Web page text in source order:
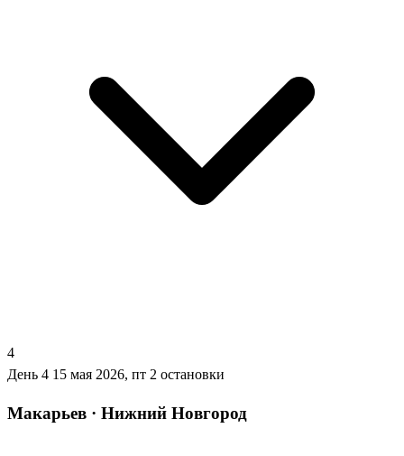
4
День 4 15 мая 2026, пт 2 остановки
Макарьев · Нижний Новгород